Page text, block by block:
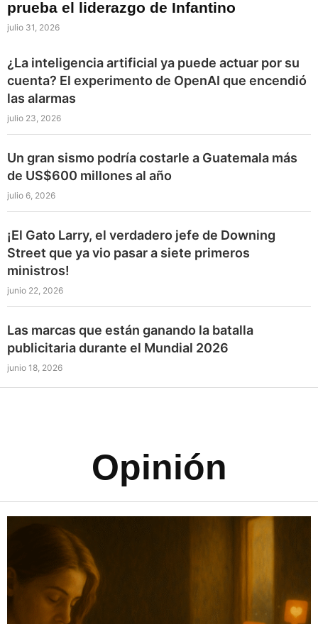
prueba el liderazgo de Infantino
julio 31, 2026
¿La inteligencia artificial ya puede actuar por su
cuenta? El experimento de OpenAI que encendió
las alarmas
julio 23, 2026
Un gran sismo podría costarle a Guatemala más
de US$600 millones al año
julio 6, 2026
¡El Gato Larry, el verdadero jefe de Downing
Street que ya vio pasar a siete primeros
ministros!
junio 22, 2026
Las marcas que están ganando la batalla
publicitaria durante el Mundial 2026
junio 18, 2026
Opinión